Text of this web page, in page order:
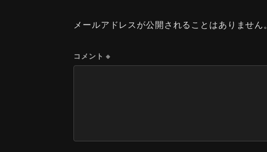
メールアドレスが公開されることはありません。
コメント※